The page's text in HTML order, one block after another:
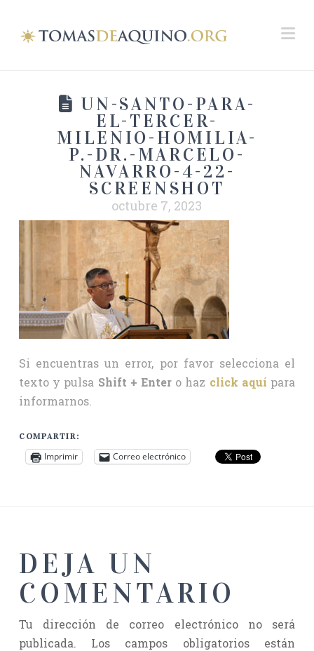
UN-SANTO-PARA-
EL-TERCER-
MILENIO-HOMILIA-
P.-DR.-MARCELO-
NAVARRO-4-22-
SCREENSHOT
octubre 7, 2023
Si encuentras un error, por favor selecciona el
texto y pulsa Shift + Enter o haz click aquí para
informarnos.
COMPARTIR:
Imprimir Correo electrónico
DEJA UN
COMENTARIO
Tu dirección de correo electrónico no será
publicada.
Los campos obligatorios están